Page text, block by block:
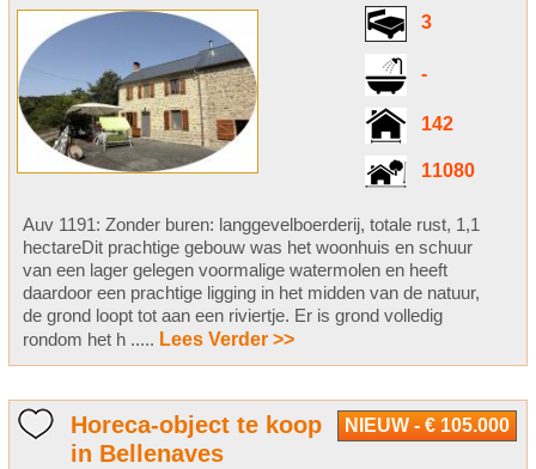
3
-
142
11080
Auv 1191: Zonder buren: langgevelboerderij, totale rust, 1,1
hectareDit prachtige gebouw was het woonhuis en schuur
van een lager gelegen voormalige watermolen en heeft
daardoor een prachtige ligging in het midden van de natuur,
de grond loopt tot aan een riviertje. Er is grond volledig
rondom het h ..... Lees Verder >>
NIEUW - € 105.000
Horeca-object te koop
in Bellenaves